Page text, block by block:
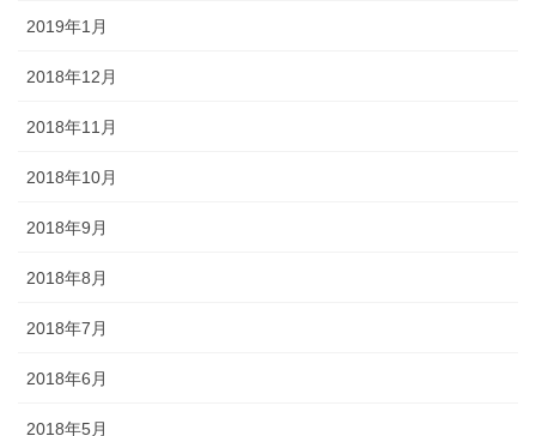
2019年1月
2018年12月
2018年11月
2018年10月
2018年9月
2018年8月
2018年7月
2018年6月
2018年5月